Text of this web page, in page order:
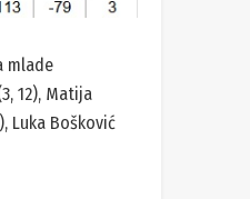
mlade
12), Matija
Luka Bošković